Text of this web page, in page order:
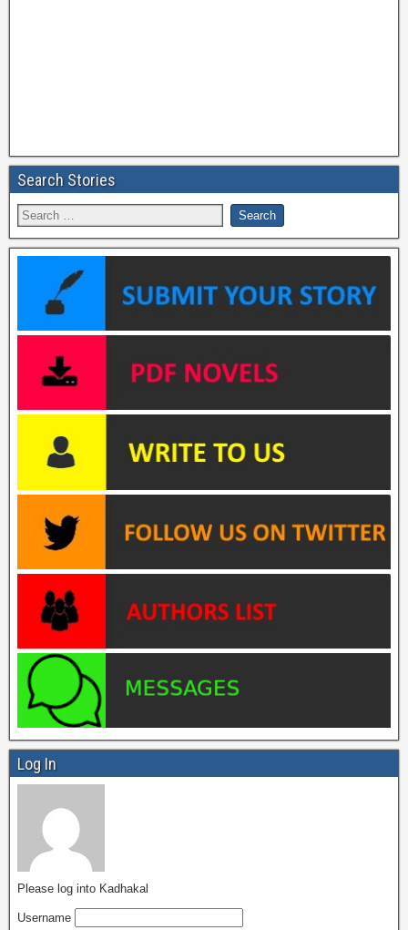
Search Stories
Log In
Please log into Kadhakal
Username